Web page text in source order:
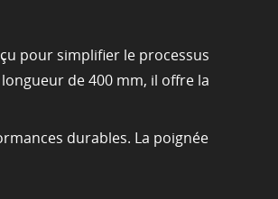
pour simplifier le processus
de 400 mm, il offre la
durables. La poignée